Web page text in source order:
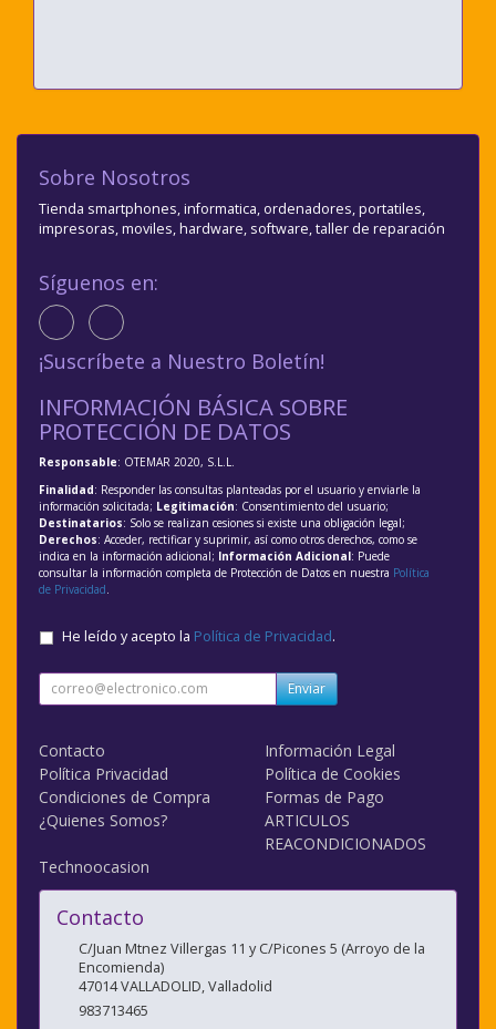
Sobre Nosotros
Tienda smartphones, informatica, ordenadores, portatiles,
impresoras, moviles, hardware, software, taller de reparación
Síguenos en:
¡Suscríbete a Nuestro Boletín!
INFORMACIÓN BÁSICA SOBRE
PROTECCIÓN DE DATOS
Responsable: OTEMAR 2020, S.L.L.
Finalidad: Responder las consultas planteadas por el usuario y enviarle la
información solicitada; Legitimación: Consentimiento del usuario;
Destinatarios: Solo se realizan cesiones si existe una obligación legal;
Derechos: Acceder, rectificar y suprimir, así como otros derechos, como se
indica en la información adicional; Información Adicional: Puede
consultar la información completa de Protección de Datos en nuestra Política
de Privacidad
He leído y acepto la Política de Privacidad.
Enviar
Contacto
Información Legal
Política Privacidad
Política de Cookies
Condiciones de Compra
Formas de Pago
¿Quienes Somos?
ARTICULOS
REACONDICIONADOS
Technoocasion
Contacto
C/Juan Mtnez Villergas 11 y C/Picones 5 (Arroyo de la
Encomienda)
47014VALLADOLID,Valladolid
983713465